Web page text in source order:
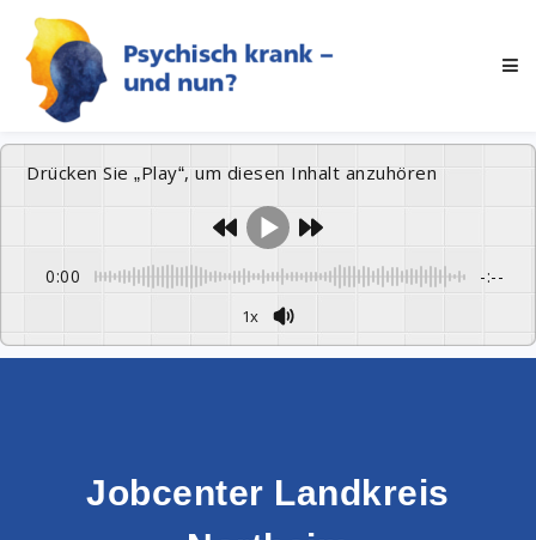
Drücken Sie „Play“, um diesen Inhalt anzuhören
0:00 -:--
1x
Jobcenter Landkreis